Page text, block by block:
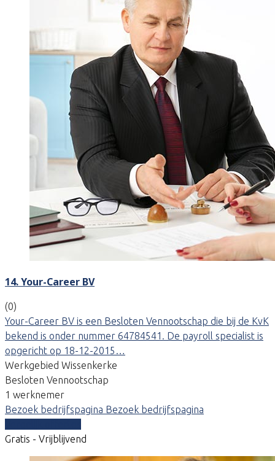
14. Your-Career BV
(0)
Your-Career BV is een Besloten Vennootschap die bij de KvK
bekend is onder nummer 64784541. De payroll specialist is
opgericht op 18-12-2015…
Werkgebied Wissenkerke
Besloten Vennootschap
1 werknemer
Bezoek bedrijfspagina Bezoek bedrijfspagina
Gratis - Vrijblijvend